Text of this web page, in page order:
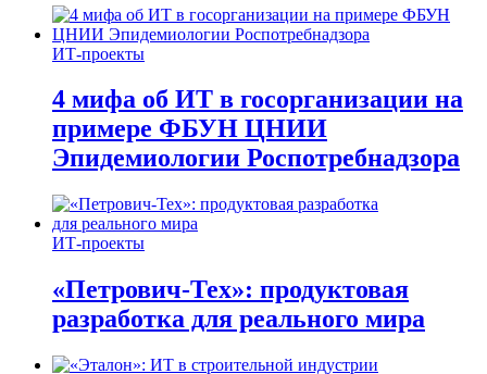
ИТ-проекты
4 мифа об ИТ в госорганизации на
примере ФБУН ЦНИИ
Эпидемиологии Роспотребнадзора
ИТ-проекты
«Петрович-Тех»: продуктовая
разработка для реального мира